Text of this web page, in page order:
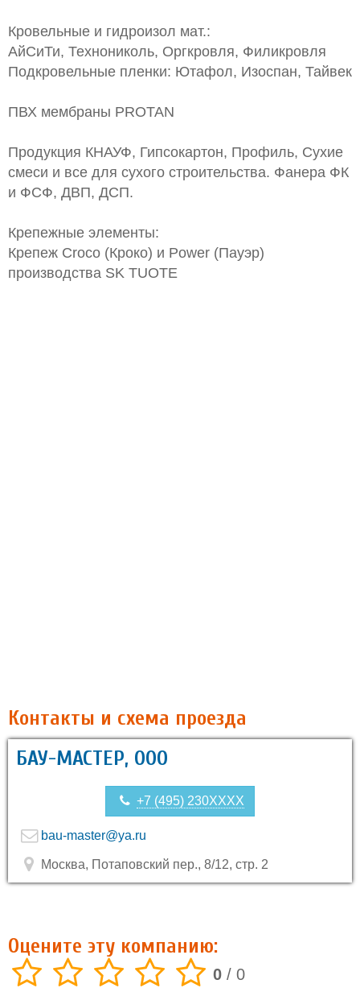
Кровельные и гидроизол мат.:
АйСиТи, Технониколь, Оргкровля, Филикровля
Подкровельные пленки: Ютафол, Изоспан, Тайвек
ПВХ мембраны PROTAN
Продукция КНАУФ, Гипсокартон, Профиль, Сухие
смеси и все для сухого строительства. Фанера ФК
и ФСФ, ДВП, ДСП.
Крепежные элементы:
Крепеж Croco (Кроко) и Power (Пауэр)
производства SK TUOTE
Контакты и схема проезда
БАУ-МАСТЕР, OOO
+7 (495) 230XXXX
bau-master@ya.ru
Москва, Потаповский пер., 8/12, стр. 2
Оцените эту компанию:
0 / 0